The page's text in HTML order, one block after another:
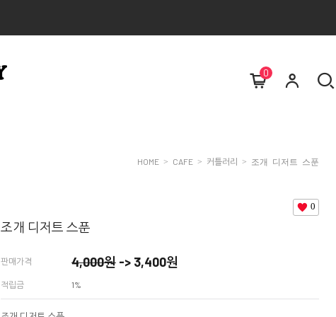
0
HOME > CAFE > 커틀러리 > 조개 디저트 스푼
0
조개 디저트 스푼
판매가격 4,000원 -> 3,400원
적립금 1%